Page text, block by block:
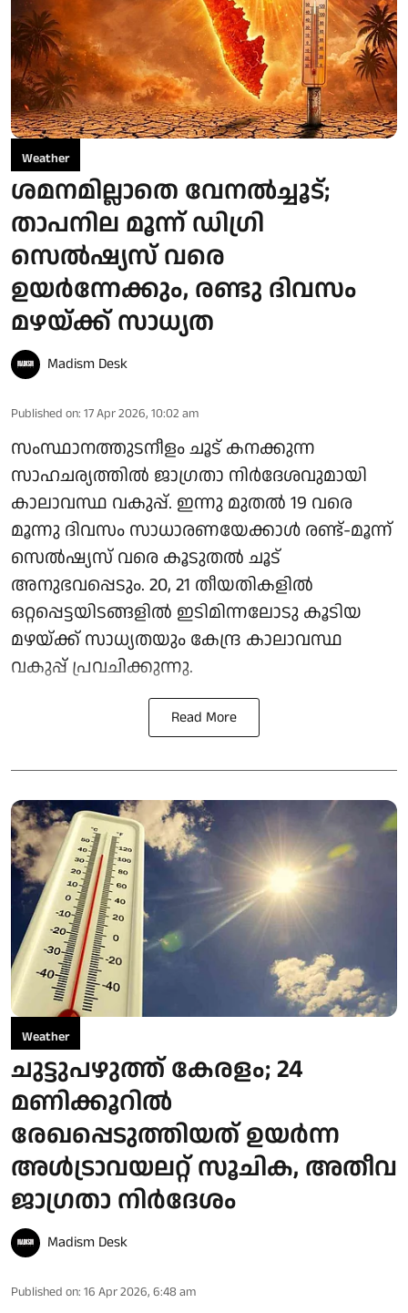
Weather
ശമനമില്ലാതെ വേനൽച്ചൂട്;
താപനില മൂന്ന് ഡിഗ്രി
സെൽഷ്യസ് വരെ
ഉയർന്നേക്കും, രണ്ടു ദിവസം
മഴയ്ക്ക് സാധ്യത
Madism Desk
Published on: 17 Apr 2026, 10:02 am
സംസ്ഥാനത്തുടനീളം ചൂട് കനക്കുന്ന
സാഹചര്യത്തിൽ ജാഗ്രതാ നിർദേശവുമായി
കാലാവസ്ഥ വകുപ്പ്. ഇന്നു മുതൽ 19 വരെ
മൂന്നു ദിവസം സാധാരണയേക്കാൾ രണ്ട്-മൂന്ന്
സെൽഷ്യസ് വരെ കൂടുതൽ ചൂട്
അനുഭവപ്പെടും. 20, 21 തീയതികളിൽ
ഒറ്റപ്പെട്ടയിടങ്ങളിൽ ഇടിമിന്നലോടു കൂടിയ
മഴയ്ക്ക് സാധ്യതയും കേന്ദ്ര കാലാവസ്ഥ
വകുപ്പ് പ്രവചിക്കുന്നു.
Read More
Weather
ചുട്ടുപഴുത്ത് കേരളം; 24
മണിക്കൂറിൽ
രേഖപ്പെടുത്തിയത് ഉയർന്ന
അൾട്രാവയലറ്റ് സൂചിക, അതീവ
ജാഗ്രതാ നിർദേശം
Madism Desk
Published on: 16 Apr 2026, 6:48 am